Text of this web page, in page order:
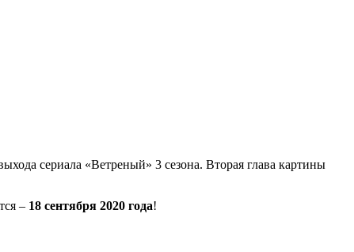
сериала «Ветреный» 3 сезона. Вторая глава картины
– 18 сентября 2020 года!